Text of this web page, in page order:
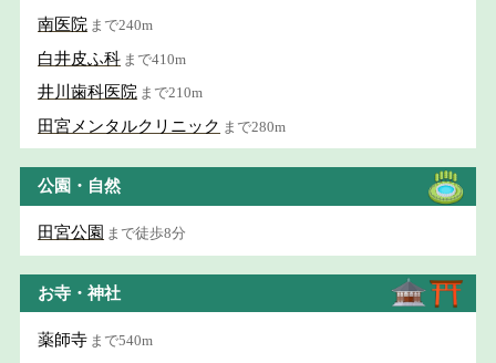
南医院 まで240m
白井皮ふ科 まで410m
井川歯科医院 まで210m
田宮メンタルクリニック まで280m
公園・自然
田宮公園 まで徒歩8分
お寺・神社
薬師寺 まで540m